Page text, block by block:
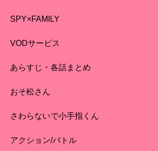
SPY×FAMILY
VODサービス
あらすじ・各話まとめ
おそ松さん
さわらないで小手指くん
アクション/バトル